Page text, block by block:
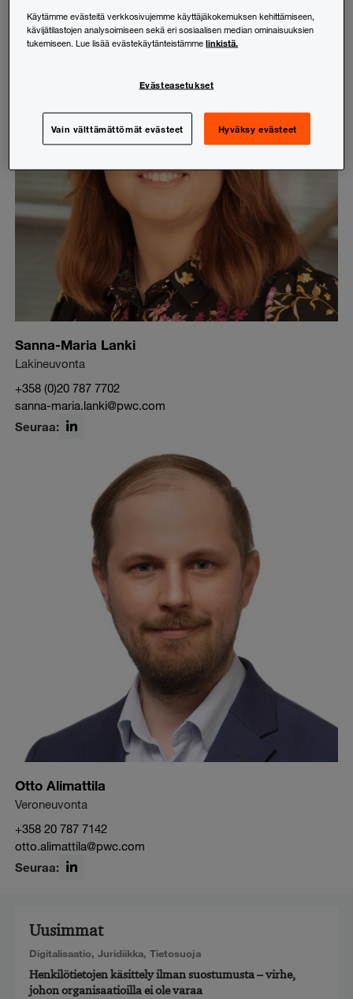
Sanna-Maria Lanki
Lakineuvonta
+358 (0)20 787 7702
sanna-maria.lanki@pwc.com
Seuraa:
Otto Alimattila
Veroneuvonta
+358 20 787 7142
otto.alimattila@pwc.com
Seuraa:
Uusimmat
Digitalisaatio, Juridiikka, Tietosuoja
Henkilötietojen käsittely ilman suostumusta – virhe,
johon organisaatioilla ei ole varaa
Käytämme evästeitä verkkosivujemme käyttäjäkokemuksen kehittämiseen,
kävijätilastojen analysoimiseen sekä eri sosiaalisen median ominaisuuksien
tukemiseen. Lue lisää evästekäytänteistämmelinkistä.
Evästeasetukset
Vain välttämättömät evästeet Hyväksy evästeet